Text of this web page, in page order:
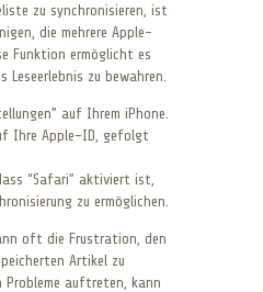
zu synchronisieren, ist
die mehrere Apple-
Funktion ermöglicht es
zu bewahren.
auf Ihrem iPhone.
Ihre Apple-ID, gefolgt
“Safari” aktiviert ist,
zu ermöglichen.
oft die Frustration, den
Artikel zu
Probleme auftreten, kann